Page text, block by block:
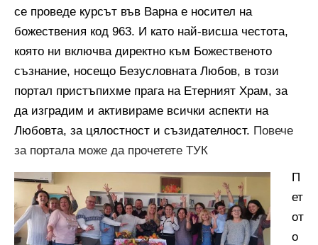
се проведе курсът във Варна е носител на
божествения код 963. И като най-висша честота,
която ни включва директно към Божественото
съзнание, носещо Безусловната Любов, в този
портал пристъпихме прага на Етерният Храм, за
да изградим и активираме всички аспекти на
Любовта, за цялостност и съзидателност. Повече
за портала може да прочетете ТУК
П
ет
от
о